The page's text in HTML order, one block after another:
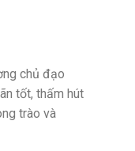
chủ đạo
tốt, thấm hút
trào và